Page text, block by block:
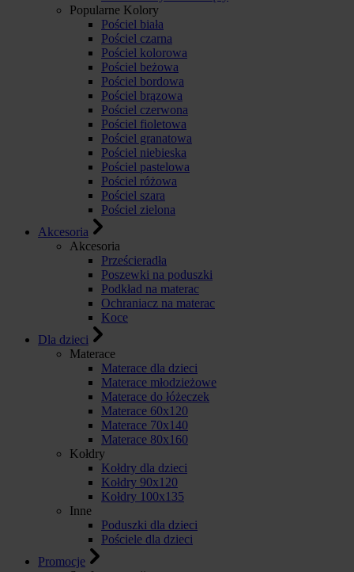
Popularne Kolory
Pościel biała
Pościel czarna
Pościel kolorowa
Pościel beżowa
Pościel bordowa
Pościel brązowa
Pościel czerwona
Pościel fioletowa
Pościel granatowa
Pościel niebieska
Pościel pastelowa
Pościel różowa
Pościel szara
Pościel zielona
Akcesoria
Akcesoria
Prześcieradła
Poszewki na poduszki
Podkład na materac
Ochraniacz na materac
Koce
Dla dzieci
Materace
Materace dla dzieci
Materace młodzieżowe
Materace do łóżeczek
Materace 60x120
Materace 70x140
Materace 80x160
Kołdry
Kołdry dla dzieci
Kołdry 90x120
Kołdry 100x135
Inne
Poduszki dla dzieci
Pościele dla dzieci
Promocje